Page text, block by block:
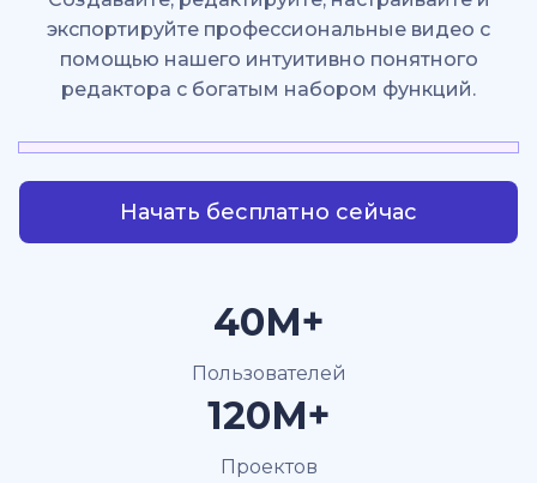
экспортируйте профессиональные видео с
помощью нашего интуитивно понятного
редактора с богатым набором функций.
Начать бесплатно сейчас
40M+
Пользователей
120M+
Проектов